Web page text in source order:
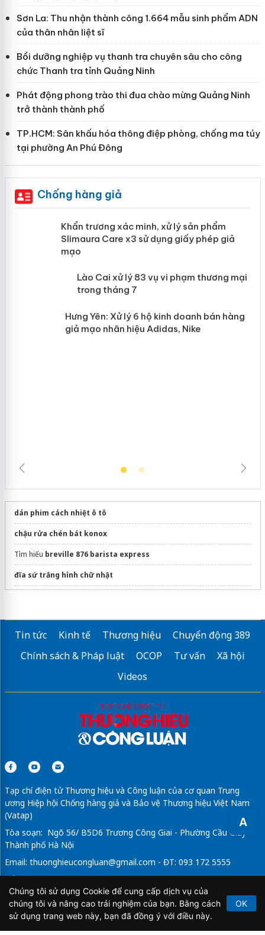
A
Sơn La: Thu nhận thành công 1.664 mẫu sinh phẩm ADN
của thân nhân liệt sĩ
Bồi dưỡng nghiệp vụ thanh tra chuyên sâu cho công
chức Thanh tra tỉnh Quảng Ninh
Phát động phong trào thi đua chào mừng Quảng Ninh
trở thành thành phố
TP.HCM: Sân khấu hóa thông điệp phòng, chống ma túy
tại phường An Phú Đông
Chống hàng giả
Khẩn trương xác minh, xử lý sản phẩm
Slimaura Care x3 sử dụng giấy phép
mại trong tháng 7
dán phim cách nhiệt ô tô
chậu rửa chén bát konox
Tìm hiểu breville 876 barista express
đĩa sứ trắng hình chữ nhật
cơm tấm cầu calmette
ChuyênKính ốp bếpchuẩn nhà máy VSG
Sửa máy pha cafe Delonghigiá rẻ
Tin tức Kinh tế Thương hiệu
Chuyển động 389
Chính sách & Pháp luật
OCOP Tư vấn
Xã hội
Videos
Tạp chí điện tử Thương hiệu và Công luận của cơ quan Trung
ương Hiệp hội Chống hàng giả và Bảo vệ Thương hiệu Việt Nam
(Vatap)
Tòa soạn: Ngõ 56/ B5D6 Trương Công Giai - Phường Cầu Giấy -
Thành phố Hà Nội
Email: thuonghieucongluan@gmail.com - ĐT: 093 172 5555
Tổng Biên Tập: Vũ Đức Thuận
Giấy phép hoạt động báo chí điện tử số 64/GP-BTTTT do Bộ
Thông tin và Truyền thông cấp ngày 21/2/2020.
Chúng tôi sử dụng Cookie để cung cấp dịch vụ của
chúng tôi và nâng cao trải nghiệm của bạn. Bằng cách
sử dụng trang web này, bạn đã đồng ý với điều này.
OK